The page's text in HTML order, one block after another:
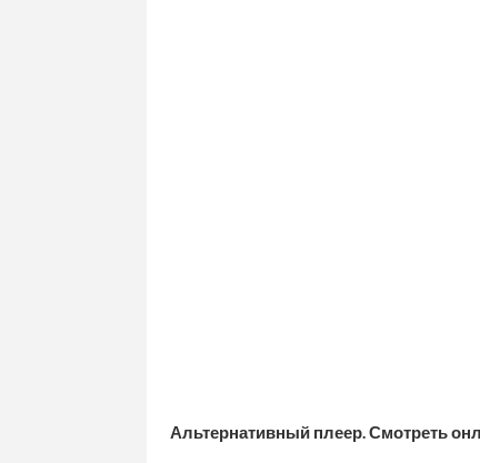
Альтернативный плеер. Смотреть